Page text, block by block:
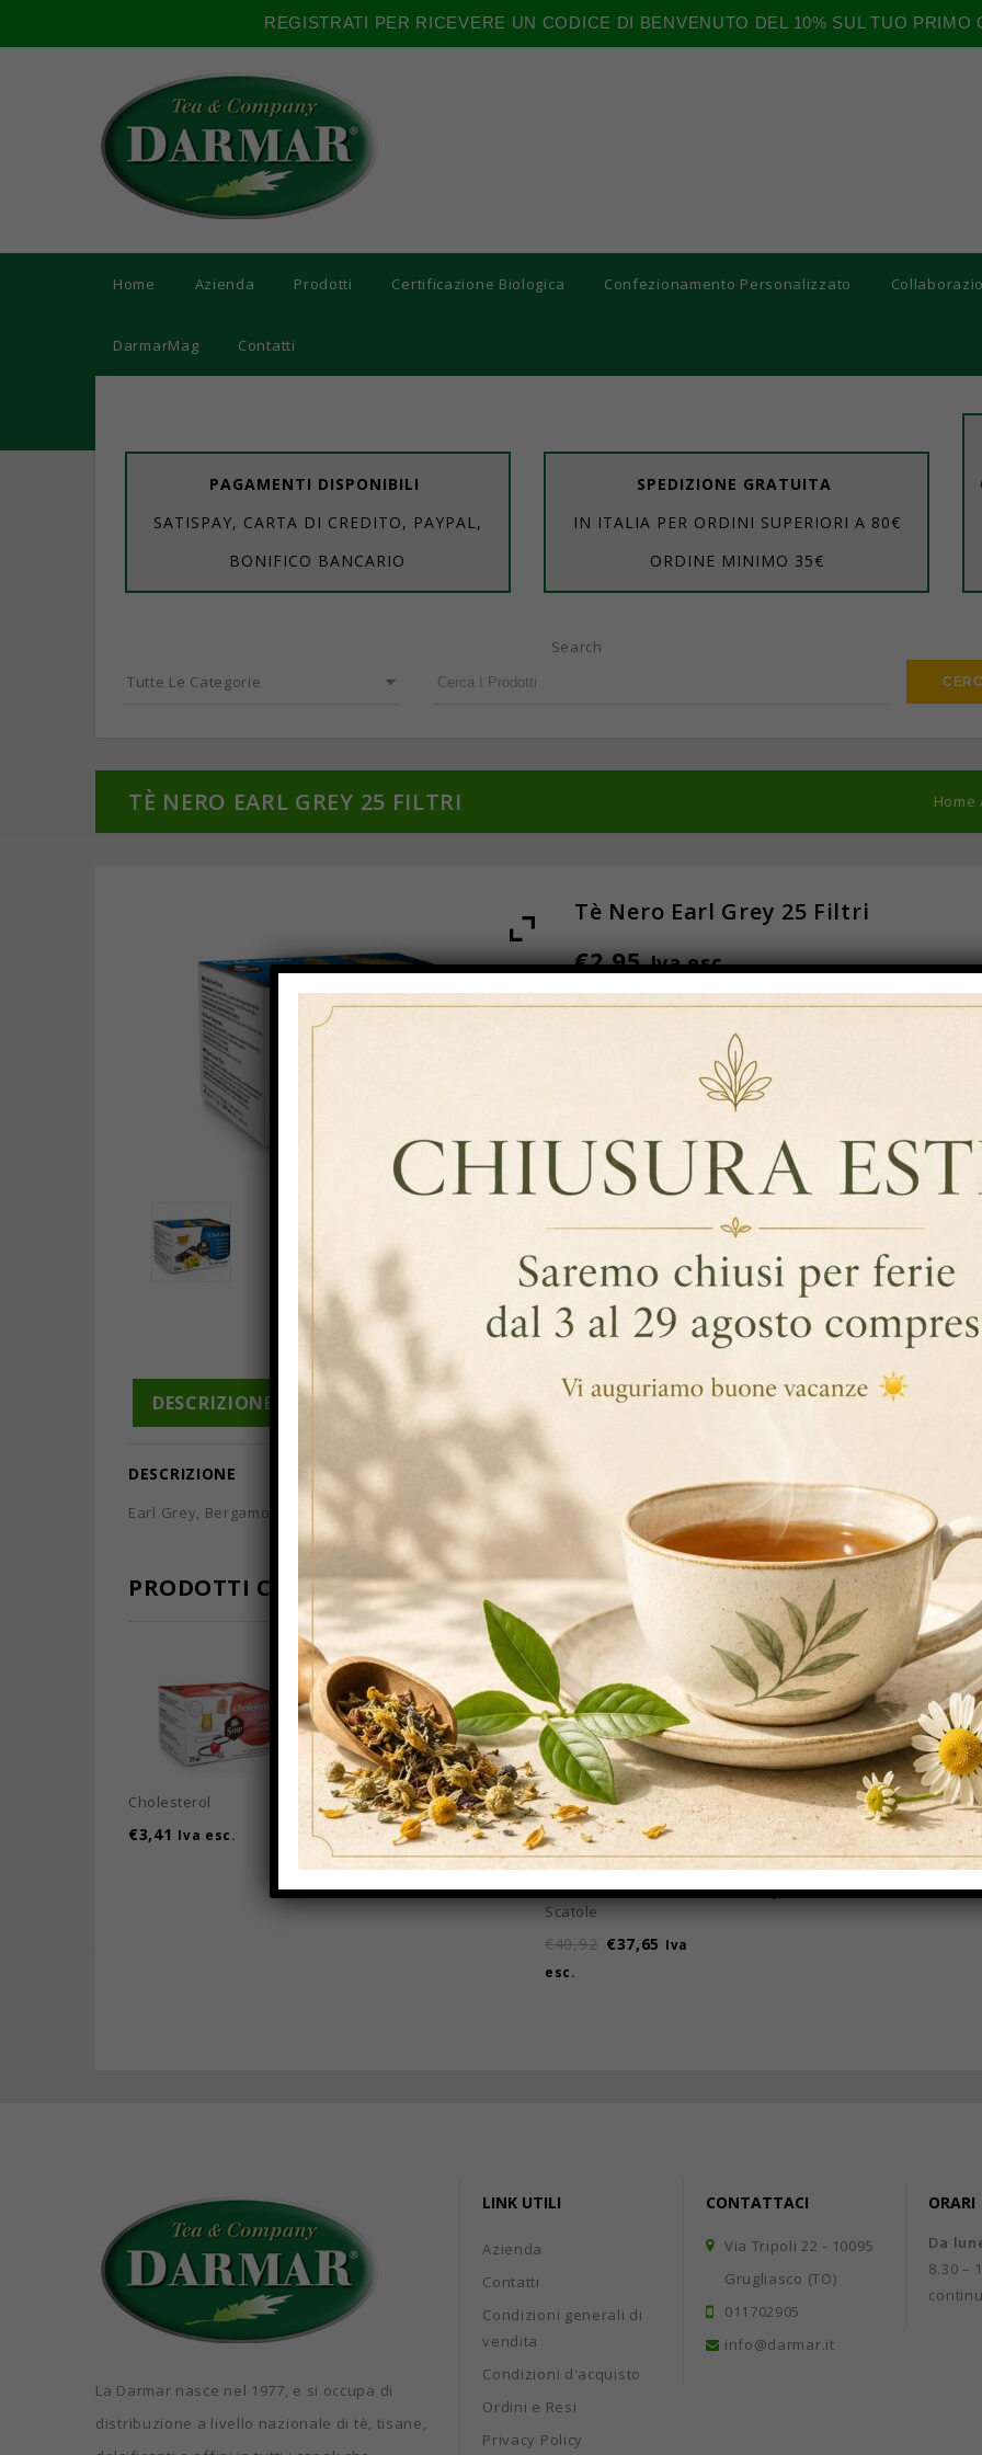
REGISTRATI PER RICEVERE UN CODICE DI BENVENUTO DEL 10% SUL TUO PRIMO
Home Azienda Prodotti Certificazione Biologica Confezionamento Personalizzato
DarmarMag Contatti
PAGAMENTI DISPONIBILI
SATISPAY, CARTA DI CREDITO, PAYPAL,
BONIFICO BANCARIO
SPEDIZIONE GRATUITA
IN ITALIA PER ORDINI SUPERIORI A 80€
ORDINE MINIMO 35€
Search
Tutte Le Categorie
TÈ NERO EARL GREY 25 FILTRI Home
Tè Nero Earl Grey 25 Filtri
€2,95 Iva esc.
FRUTTO d. PASSIONE, scatole da 25 filtri busta
AGGIUNGI AL CARRELLO
Aggiungi Alla Lista Dei Desideri
Tè e tisane in filtro classico
Brand:Ship
DESCRIZIONE INFORMAZIONI AGGIUNTIVE
DESCRIZIONE
Earl Grey, Bergamotto, 25 filtri in bustine ermetiche in polipropilene trasparente
PRODOTTI CORRELATI
Cholesterol
€3,41 Iva esc.
Ship Erbe Naturali
3,41 Iva esc.
Ship Breathe Respira –
Confezione Da 12
Scatole
€40,92 €37,65 Iva
esc.
Tè Darmar Al Limone
€3,19 Iva esc.
€
La Darmar nasce nel 1977, e si occupa di
distribuzione a livello nazionale di tè, tisane,
LINK UTILI
Azienda
Contatti
Condizioni generali di
vendita
Condizioni d'acquisto
Ordini e Resi
Privacy Policy
CONTATTACI
Via Tripoli 22 - 10095
Grugliasco (TO)
011702905
info@darmar.it
ORARI
Da
8.30 –